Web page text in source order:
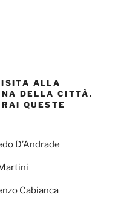
ALLA
DELLA CITTÀ.
QUESTE
D’Andrade
Cabianca